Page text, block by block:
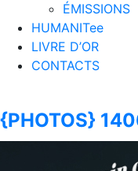
ÉMISSIONS
HUMANITee
LIVRE D’OR
CONTACTS
{PHOTOS}